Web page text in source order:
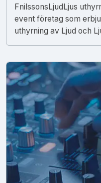
FnilssonsLjudLjus
event företag som
uthyrning av Ljud och